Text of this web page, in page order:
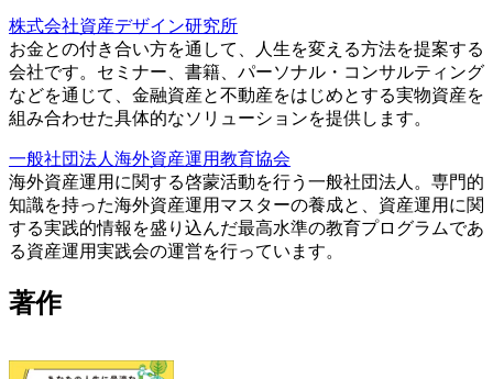
株式会社資産デザイン研究所
お金との付き合い方を通して、人生を変える方法を提案する
会社です。セミナー、書籍、パーソナル・コンサルティング
などを通じて、金融資産と不動産をはじめとする実物資産を
組み合わせた具体的なソリューションを提供します。
一般社団法人海外資産運用教育協会
海外資産運用に関する啓蒙活動を行う一般社団法人。専門的
知識を持った海外資産運用マスターの養成と、資産運用に関
する実践的情報を盛り込んだ最高水準の教育プログラムであ
る資産運用実践会の運営を行っています。
著作